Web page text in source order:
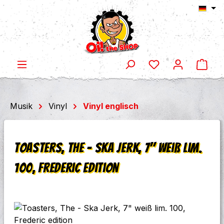
Zum Hauptinhalt springen
Musik Vinyl Vinyl englisch
Toasters, The - Ska Jerk, 7" weiß lim.
100, Frederic edition
Bildergalerie überspringen